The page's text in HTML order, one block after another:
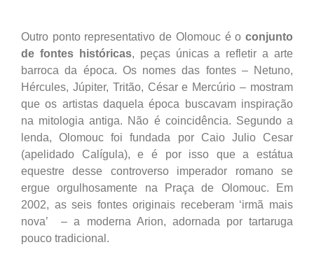
Outro ponto representativo de Olomouc é o conjunto
de fontes históricas, peças únicas a refletir a arte
barroca da época. Os nomes das fontes – Netuno,
Hércules, Júpiter, Tritão, César e Mercúrio – mostram
que os artistas daquela época buscavam inspiração
na mitologia antiga. Não é coincidência. Segundo a
lenda, Olomouc foi fundada por Caio Julio Cesar
(apelidado Calígula), e é por isso que a estátua
equestre desse controverso imperador romano se
ergue orgulhosamente na Praça de Olomouc. Em
2002, as seis fontes originais receberam ‘irmã mais
nova’ – a moderna Arion, adornada por tartaruga
pouco tradicional.